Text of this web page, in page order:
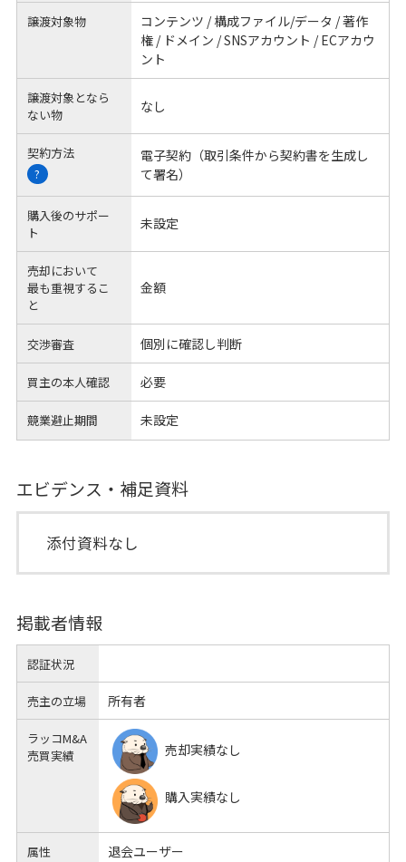
譲渡対象物
コンテンツ / 構成ファイル/データ / 著作
権 / ドメイン / SNSアカウント / ECアカウ
ント
譲渡対象となら
ない物
なし
契約方法
?
電子契約（取引条件から契約書を生成し
て署名）
購入後のサポー
ト
未設定
売却において
最も重視するこ
と
金額
交渉審査 個別に確認し判断
買主の本人確認 必要
競業避止期間 未設定
エビデンス・補足資料
添付資料なし
掲載者情報
認証状況
売主の立場 所有者
ラッコM&A
売買実績
売却実績なし
購入実績なし
属性 退会ユーザー